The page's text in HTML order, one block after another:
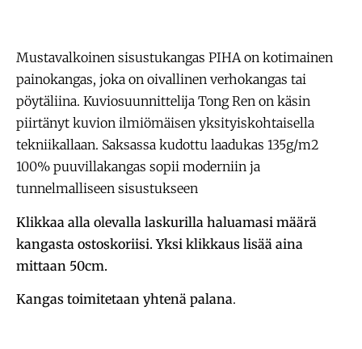
Mustavalkoinen sisustukangas PIHA on kotimainen
painokangas, joka on oivallinen verhokangas tai
pöytäliina. Kuviosuunnittelija Tong Ren on käsin
piirtänyt kuvion ilmiömäisen yksityiskohtaisella
tekniikallaan. Saksassa kudottu laadukas 135g/m2
100% puuvillakangas sopii moderniin ja
tunnelmalliseen sisustukseen
Klikkaa alla olevalla laskurilla haluamasi määrä
kangasta ostoskoriisi. Yksi klikkaus lisää aina
mittaan 50cm.
Kangas toimitetaan yhtenä palana.